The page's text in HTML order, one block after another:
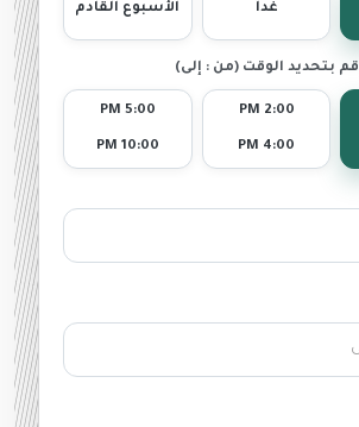
غداً الأسبوع القادم
قم بتحديد الوقت (من : إلى)
2:00 PM
4:00 PM
5:00 PM
10:00 PM